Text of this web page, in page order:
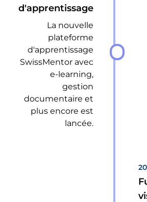
d'apprentissage
La nouvelle
plateforme
d'apprentissage
SwissMentor avec
e-learning,
gestion
documentaire et
plus encore est
lancée.